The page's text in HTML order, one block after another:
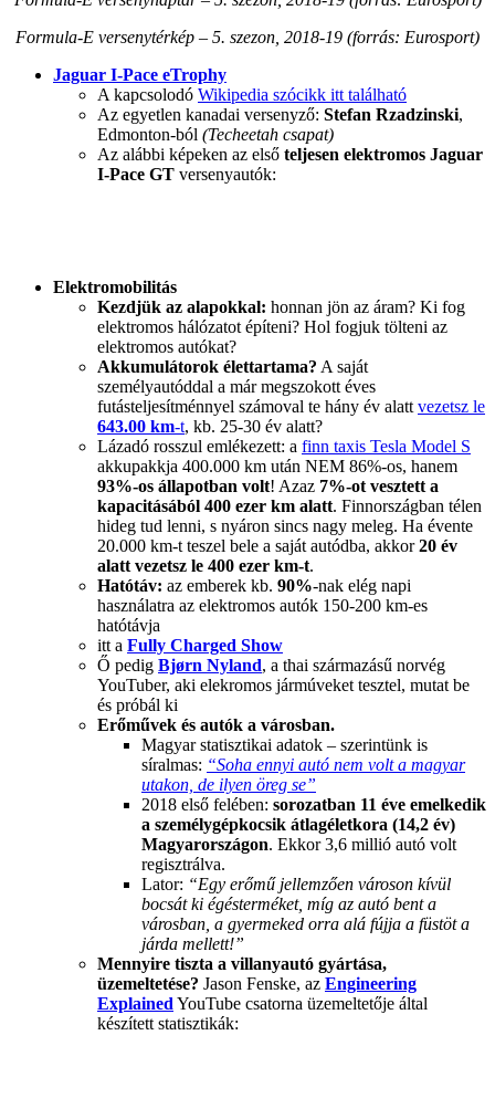
Formula-E versenytérkép – 5. szezon, 2018-19 (forrás: Eurosport)
Jaguar I-Pace eTrophy
A kapcsolodó Wikipedia szócikk itt található
Az egyetlen kanadai versenyző: Stefan Rzadzinski,
Edmonton-ból (Techeetah csapat)
Az alábbi képeken az első teljesen elektromos Jaguar
I-Pace GT versenyautók:
Elektromobilitás
Kezdjük az alapokkal: honnan jön az áram? Ki fog
elektromos hálózatot építeni? Hol fogjuk tölteni az
elektromos autókat?
Akkumulátorok élettartama? A saját
személyautóddal a már megszokott éves
futásteljesítménnyel számoval te hány év alatt vezetsz le
643.00 km-t, kb. 25-30 év alatt?
Lázadó rosszul emlékezett: a finn taxis Tesla Model S
akkupakkja 400.000 km után NEM 86%-os, hanem
93%-os állapotban volt! Azaz 7%-ot vesztett a
kapacitásából 400 ezer km alatt. Finnországban télen
hideg tud lenni, s nyáron sincs nagy meleg. Ha évente
20.000 km-t teszel bele a saját autódba, akkor20 év
alatt vezetsz le 400 ezer km-t.
Hatótáv: az emberek kb. 90%-nak elég napi
használatra az elektromos autók 150-200 km-es
hatótávja
itt a Fully Charged Show
Ő pedig Bjørn Nyland, a thai származásű norvég
YouTuber, aki elekromos jármúveket tesztel, mutat be
és próbál ki
Erőművek és autók a városban.
Magyar statisztikai adatok – szerintünk is
síralmas: “Soha ennyi autó nem volt a magyar
utakon, de ilyen öreg se”
2018 első felében: sorozatban 11 éve emelkedik
a személygépkocsik átlagéletkora (14,2 év)
Magyarországon. Ekkor 3,6 millió autó volt
regisztrálva.
Lator: “Egy erőmű jellemzően városon kívül
bocsát ki égésterméket, míg az autó bent a
városban, a gyermeked orra alá fújja a füstöt a
járda mellett!”
Mennyire tiszta a villanyautó gyártása,
üzemeltetése? Jason Fenske, az Engineering
Explained YouTube csatorna üzemeltetője által
készített statisztikák: